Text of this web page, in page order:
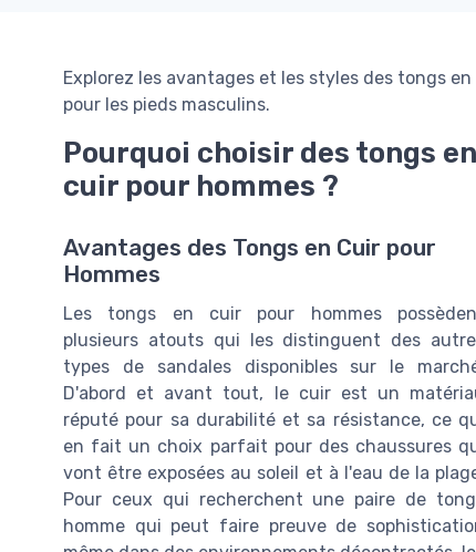
Explorez les avantages et les styles des tongs
pour les pieds masculins.
Pourquoi choisir des tongs en
cuir pour hommes ?
Avantages des Tongs en Cuir pour
Hommes
Les tongs en cuir pour hommes
plusieurs atouts qui les distinguent des
types de sandales disponibles sur le
D'abord et avant tout, le cuir est un
réputé pour sa durabilité et sa résistance, ce
en fait un choix parfait pour des chaussures
vont être exposées au soleil et à l'eau de la
Pour ceux qui recherchent une paire de
homme qui peut faire preuve de